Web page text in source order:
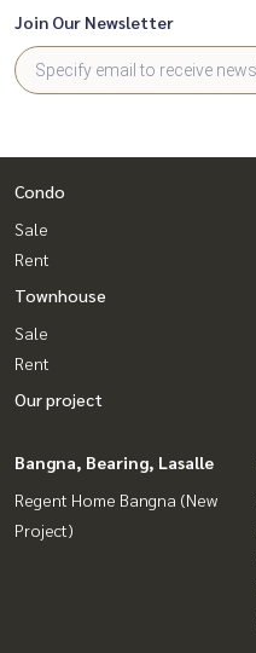
Join Our Newsletter
Condo
Sale
Rent
Townhouse
Sale
Rent
Our project
Bangna, Bearing, Lasalle
Regent Home Bangna (New
Project)